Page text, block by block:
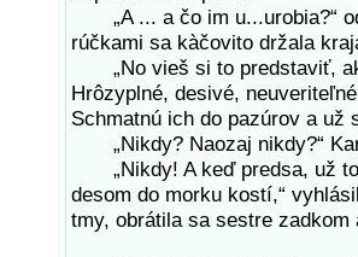
„A ... a čo im u...urobia?“
rúčkami sa kàčovito držala
„No vieš si to predstaviť,
Hrôzyplné, desivé,
Schmatnú ich do pazúrov a už
„Nikdy? Naozaj nikdy?“
„Nikdy! A keď predsa, už to
desom do morku kostí,“
tmy, obrátila sa sestre zadkom